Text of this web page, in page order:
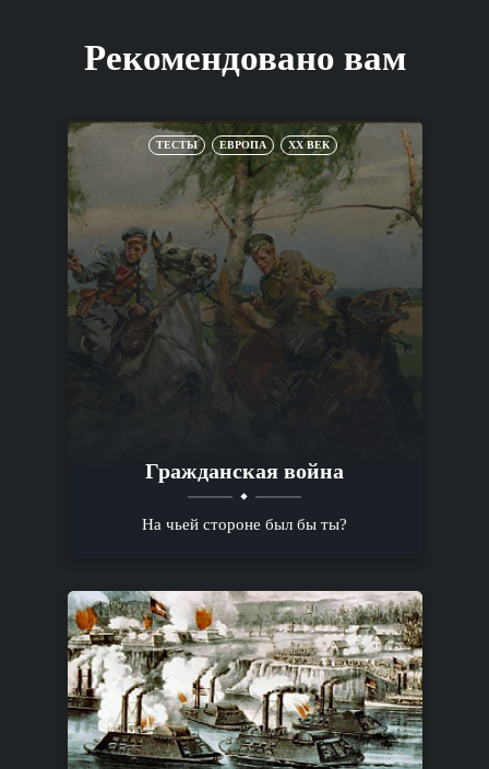
Рекомендовано вам
ТЕСТЫ ЕВРОПА XX ВЕК
Гражданская война
На чьей стороне был бы ты?